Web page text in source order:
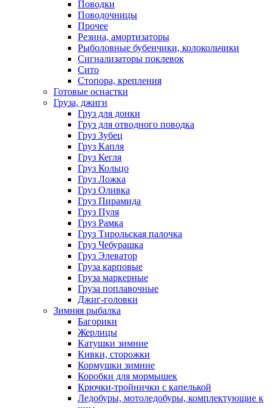
Поводки
Поводочницы
Прочее
Резина, амортизаторы
Рыболовные бубенчики, колокольчики
Сигнализаторы поклевок
Сито
Стопора, крепления
Готовые оснастки
Груза, джиги
Груз для донки
Груз для отводного поводка
Груз Зубец
Груз Капля
Груз Кегля
Груз Кольцо
Груз Ложка
Груз Оливка
Груз Пирамида
Груз Пуля
Груз Рамка
Груз Тирольская палочка
Груз Чебурашка
Груз Элеватор
Груза карповые
Груза маркерные
Груза поплавочные
Джиг-головки
Зимняя рыбалка
Багорики
Жерлицы
Катушки зимние
Кивки, сторожки
Кормушки зимние
Коробки для мормышек
Крючки-тройнички с капелькой
Ледобуры, мотоледобуры, комплектующие к